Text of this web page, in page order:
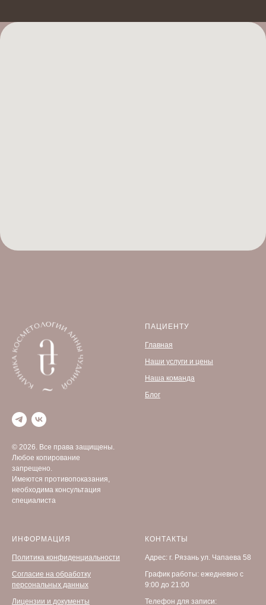
© 2026. Все права защищены.
Любое копирование
запрещено.
Имеются противопоказания,
необходима консультация
специалиста
ПАЦИЕНТУ
Главная
Наши услуги и цены
Наша команда
Блог
ИНФОРМАЦИЯ
Политика конфиденциальности
Согласие на обработку
персональных данных
Лицензии и документы
КОНТАКТЫ
Адрес: г. Рязань ул. Чапаева 58
График работы: ежедневно с
9:00 до 21:00
Телефон для записи: